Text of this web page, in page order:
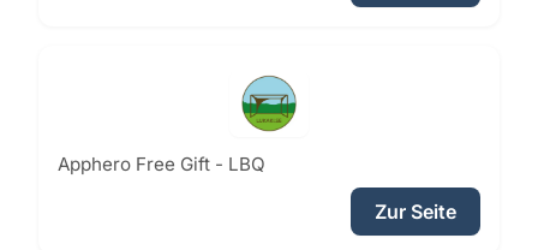
Apphero Free Gift - LBQ
Zur Seite